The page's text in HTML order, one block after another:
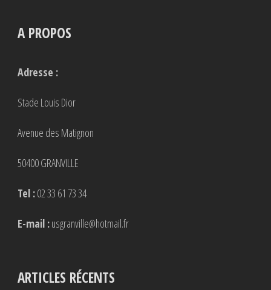
A PROPOS
Adresse :
Stade Louis Dior
Avenue des Matignon
50400 GRANVILLE
Tel :02 33 61 73 34
E-mail :usgranville@hotmail.fr
ARTICLES RÉCENTS